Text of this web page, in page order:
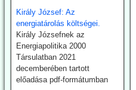
geotermiában rejlő
lehetőségek
kiaknázását
Az USA képviselőháza
törvény fogadott el a
geotermikus energia
kiaknázásának
Király József: Az
energiatárolás költségei.
Király Józsefnek az
Energiapolitika 2000
Társulatban 2021
decemberében tartott
előadása pdf-formátumban